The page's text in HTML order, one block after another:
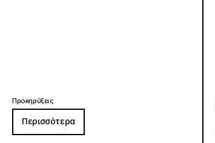
Προκηρύξεις
Περισσότερα